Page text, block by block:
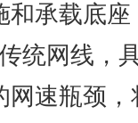
承载底
统网线，
速瓶颈